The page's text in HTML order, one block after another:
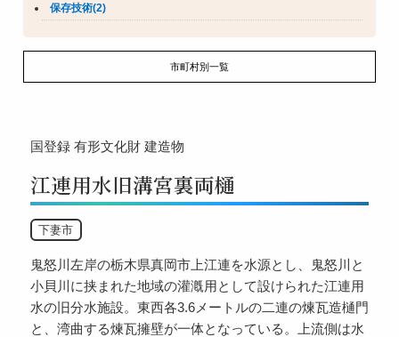
保存技術(2)
市町村別一覧
国登録 有形文化財 建造物
江連用水旧溝宮裏両樋
下妻市
鬼怒川左岸の栃木県真岡市上江連を水源とし、鬼怒川と
小貝川に挟まれた地域の灌漑用として設けられた江連用
水の旧分水施設。東西各3.6メートルの二連の煉瓦造樋門
と、湾曲する煉瓦擁壁が一体となっている。上流側は水